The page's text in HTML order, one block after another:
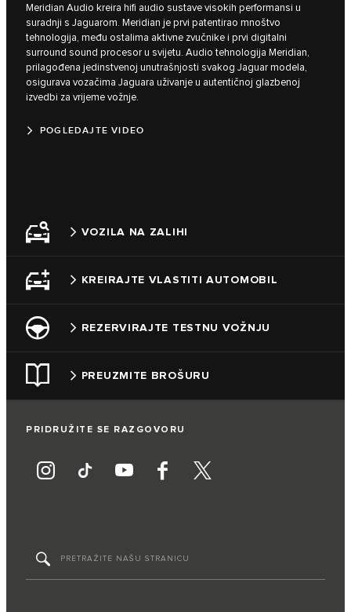
Meridian Audio kreira hifi audio sustave visokih performansi u
suradnji s Jaguarom. Meridian je prvi patentirao mnoštvo
tehnologija, među ostalima aktivne zvučnike i prvi digitalni
surround sound procesor u svijetu. Audio tehnologija Meridian,
prilagođena jedinstvenoj unutrašnjosti svakog Jaguar modela,
osigurava vozačima Jaguara uživanje u autentičnoj glazbenoj
izvedbi za vrijeme vožnje.
POGLEDAJTE VIDEO
VOZILA NA ZALIHI
KREIRAJTE VLASTITI AUTOMOBIL
REZERVIRAJTE TESTNU VOŽNJU
PREUZMITE BROŠURU
PRIDRUŽITE SE RAZGOVORU